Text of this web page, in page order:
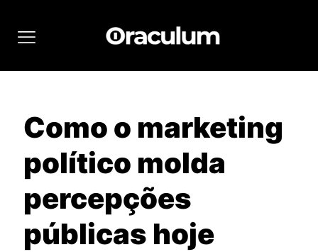
Como o marketing
político molda
percepções
públicas hoje